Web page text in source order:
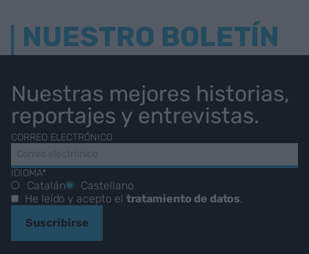
NUESTRO BOLETÍN
Nuestras mejores historias,
reportajes y entrevistas.
CORREO ELECTRÓNICO
IDIOMA*
Catalán
Castellano
He leído y acepto el tratamiento de datos.
Suscribirse